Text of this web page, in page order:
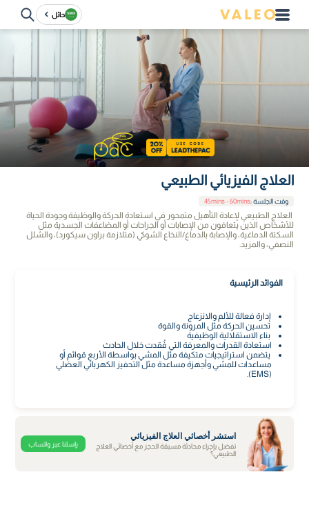
حائل
العلاج الفيزيائي الطبيعي
وقت الجلسة:
45mins - 60mins
العلاج الطبيعي لإعادة التأهيل متمحور في استعادة الحركة والوظيفة وجودة الحياة
للأشخاص الذين يتعافون من الإصابات أو الجراحات أو المضاعفات الجسدية مثل
السكتة الدماغية، والإصابة بالدماغ/النخاع الشوكي (متلازمة براون سيكورد)، والشلل
النصفي، والمزيد.
الفوائد الرئيسية
إدارة فعالة للألم والانزعاج
تحسين الحركة مثل المرونة والقوة
بناء الاستقلالية الوظيفية
استعادة القدرات والمعرفة التي فُقدت خلال الحادث
يتضمن استراتيجيات متكيفة مثل المشي بواسطة الأربع قوائم أو
مساعدات للمشي وأجهزة مساعدة مثل التحفيز الكهربائي العضلي
(EMS).
استشر أخصائي العلاج الفيزيائي
تفضل بإجراء محادثة مسبقة الحجز مع أخصائي العلاج
الطبيعي؟
راسلنا عبر واتساب